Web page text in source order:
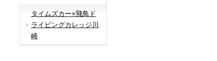
タイムズカー×飛鳥ド
ライビングカレッジ川
崎